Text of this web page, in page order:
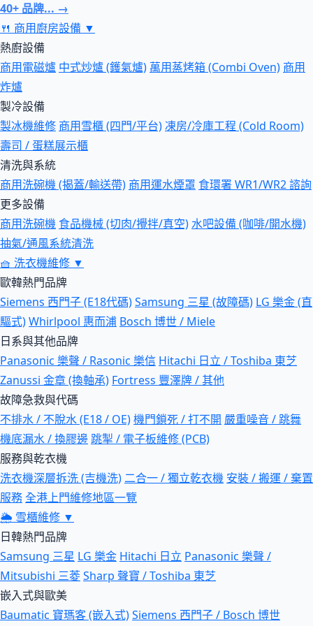
40+ 品牌... →
🍴 商用廚房設備 ▼
熱廚設備
商用電磁爐 中式炒爐 (鑊氣爐) 萬用蒸烤箱 (Combi Oven) 商用
炸爐
製冷設備
製冰機維修 商用雪櫃 (四門/平台)凍房/冷庫工程 (Cold Room)
壽司 / 蛋糕展示櫃
清洗與系統
商用洗碗機 (揭蓋/輸送帶) 商用運水煙罩 食環署 WR1/WR2 諮詢
更多設備
商用洗碗機 食品機械 (切肉/攪拌/真空)水吧設備 (咖啡/開水機)
抽氣/通風系統清洗
🧺 洗衣機維修 ▼
歐韓熱門品牌
Siemens 西門子 (E18代碼)Samsung 三星 (故障碼) LG 樂金 (直
驅式)Whirlpool 惠而浦 Bosch 博世 / Miele
日系與其他品牌
Panasonic 樂聲 / Rasonic 樂信 Hitachi 日立 / Toshiba 東芝
Zanussi 金章 (換軸承) Fortress 豐澤牌 / 其他
故障急救與代碼
不排水 / 不脫水 (E18 / OE)機門鎖死 / 打不開 嚴重噪音 / 跳舞
機底漏水 / 換膠邊跳掣 / 電子板維修 (PCB)
服務與乾衣機
洗衣機深層拆洗 (吉機洗) 二合一 / 獨立乾衣機 安裝 / 搬運 / 棄置
服務全港上門維修地區一覽
🌦 雪櫃維修 ▼
日韓熱門品牌
Samsung 三星 LG 樂金 Hitachi 日立 Panasonic 樂聲 /
Mitsubishi 三菱Sharp 聲寶 / Toshiba 東芝
嵌入式與歐美
Baumatic 寶瑪客 (嵌入式)Siemens 西門子 / Bosch 博世